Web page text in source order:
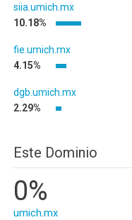
siia.umich.mx
10.18%
fie.umich.mx
4.15%
dgb.umich.mx
2.29%
Este Dominio
0%
umich.mx